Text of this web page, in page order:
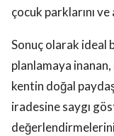
çocuk parklarını
Sonuç olarak ideal
planlamaya
kentin doğal
iradesine saygı